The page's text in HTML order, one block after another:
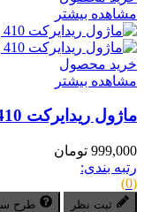
مشاهده بیشتر
خرید محصول
مشاهده بیشتر
ماژول ریدایرکت 410 پرستاشاپ
999,000 تومان
رتبه بندی:
(0)
ثبت نظر طرح